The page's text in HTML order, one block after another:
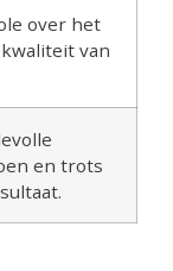
over het
van
en trots